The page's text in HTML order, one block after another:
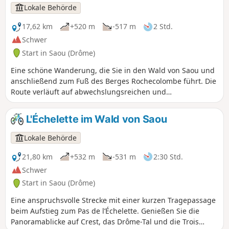
Lokale Behörde
17,62 km
+520 m -517 m
2 Std.
Schwer
Start in Saou (Drôme)
Eine schöne Wanderung, die Sie in den Wald von Saou und
anschließend zum Fuß des Berges Rochecolombe führt. Die
Route verläuft auf abwechslungsreichen und
unterhaltsamen Wegen durch den Wald. ⚠️ Zwischen dem
1. Juli und dem 15. September gilt der Präfekturbeschluss
DDT-SEF-2026-0176 vom 4. Juni 2026 über die
vorüberfahrende Zugangsbeschränkung zum Wald von
Saoû und zum Plateau d’Ambel bei täglich bewerteter
Brandgefahr. Jeden Abend (gegen 17:30 Uhr) wird eine
Karte für den nächsten Tag veröffentlicht.
L'Échelette im Wald von Saou
Lokale Behörde
21,80 km
+532 m -531 m
2:30 Std.
Schwer
Start in Saou (Drôme)
Eine anspruchsvolle Strecke mit einer kurzen Tragepassage
beim Aufstieg zum Pas de l’Échelette. Genießen Sie die
Panoramablicke auf Crest, das Drôme-Tal und die Trois